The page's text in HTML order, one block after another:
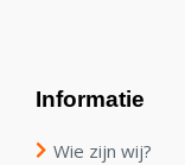
Informatie
Wie zijn wij?